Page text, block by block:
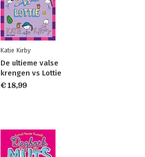
Katie Kirby
De ultieme valse
krengen vs Lottie
€ 18,99